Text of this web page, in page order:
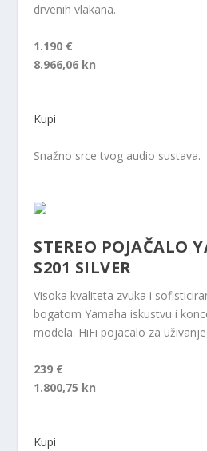
drvenih vlakana.
1.190 €
8.966,06 kn
Kupi
Snažno srce tvog audio sustava.
STEREO POJAČALO
S201 SILVER
Visoka kvaliteta zvuka i
bogatom Yamaha iskustvu i
modela. HiFi pojacalo za
239 €
1.800,75 kn
Kupi